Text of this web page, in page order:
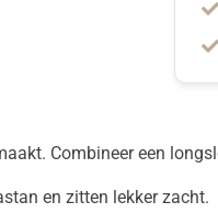
Combineer een
en zitten lekker zacht.